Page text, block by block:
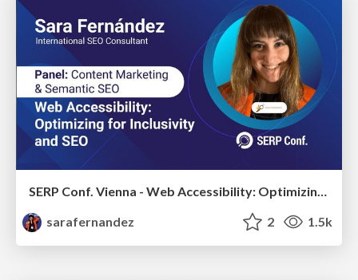
SERP Conf. Vienna - Web Accessibility: Optimizing for Inclusivity and SEO
sarafernandez
2 1.5k